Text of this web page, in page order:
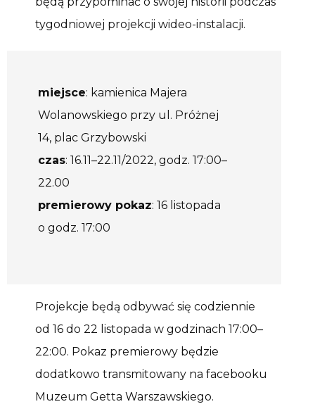
tygodniowej projekcji wideo-instalacji.
miejsce: kamienica Majera
Wolanowskiego przy ul. Próżnej
14, plac Grzybowski
czas: 16.11–22.11/2022, godz. 17:00–
22.00
premierowy pokaz: 16 listopada
o godz. 17:00
Projekcje będą odbywać się codziennie
od 16 do 22 listopada w godzinach 17:00–
22:00. Pokaz premierowy będzie
dodatkowo transmitowany na facebooku
Muzeum Getta Warszawskiego.